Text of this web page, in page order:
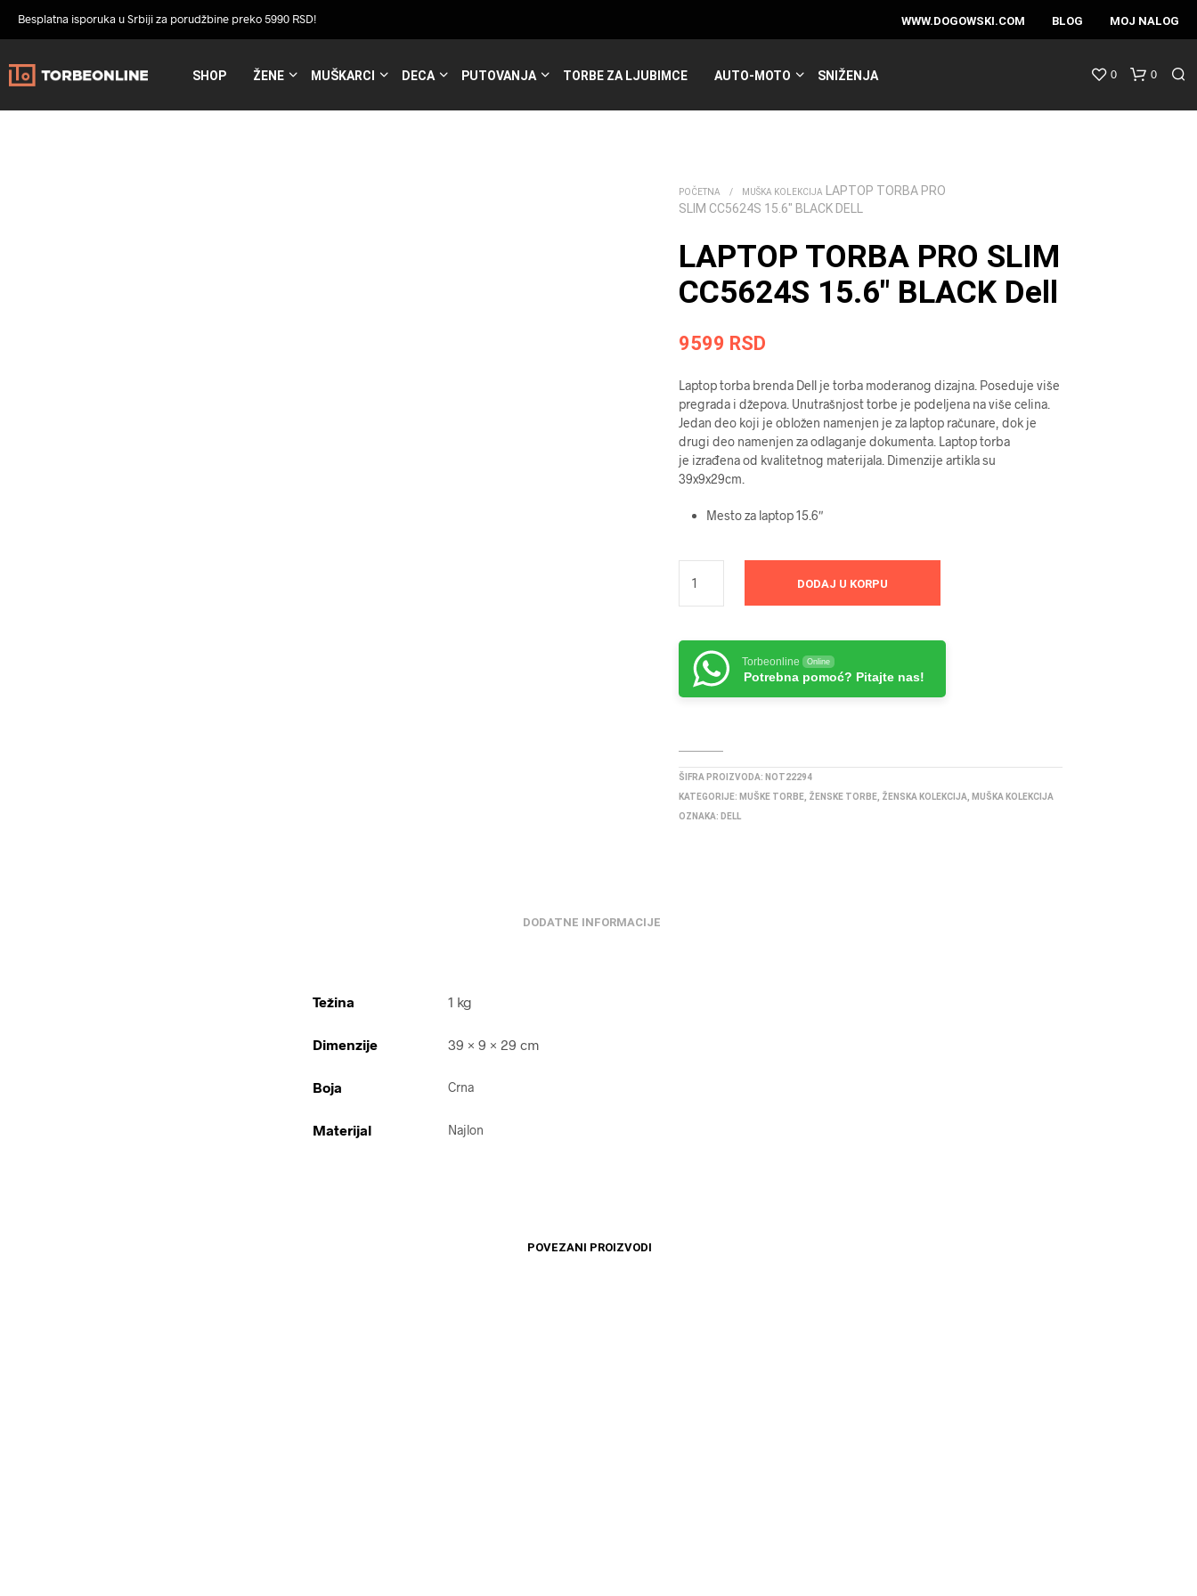
Besplatna isporuka u Srbiji za porudžbine preko 5990 RSD! WWW.DOGOWSKI.COM BLOG MOJ NALOG
SHOP ŽENE MUŠKARCI DECA PUTOVANJA TORBE ZA LJUBIMCE AUTO-MOTO SNIŽENJA 0 0
POČETNA / MUŠKA KOLEKCIJA
LAPTOP TORBA PRO
SLIM CC5624S 15.6″ BLACK DELL
LAPTOP TORBA PRO SLIM
CC5624S 15.6″ BLACK Dell
9599 RSD
Laptop torba brenda Dell je torba moderanog dizajna. Poseduje više
pregrada i džepova. Unutrašnjost torbe je podeljena na više celina.
Jedan deo koji je obložen namenjen je za laptop računare, dok je
drugi deo namenjen za odlaganje dokumenta. Laptop torba
je izrađena od kvalitetnog materijala. Dimenzije artikla su
39x9x29cm.
Mesto za laptop 15.6″
DODAJ U KORPU
Torbeonline Online
Potrebna pomoć? Pitajte nas!
ŠIFRA PROIZVODA: NOT22294
KATEGORIJE: MUŠKE TORBE ŽENSKE TORBE ŽENSKA KOLEKCIJA
MUŠKA KOLEKCIJA
OZNAKA: DELL
DODATNE INFORMACIJE
Težina 1 kg
Dimenzije 39 × 9 × 29 cm
Boja Crna
Materijal Najlon
POVEZANI PROIZVODI